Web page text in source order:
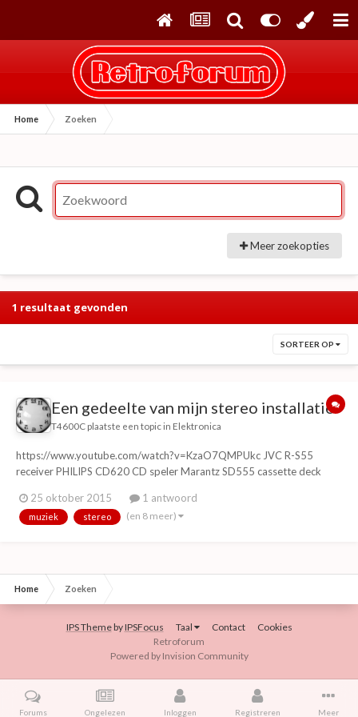
Home Zoeken
Meer zoekopties
1 resultaat gevonden
SORTEER OP
Een gedeelte van mijn stereo installatie.
T4600C plaatste een topic in Elektronica
https://www.youtube.com/watch?v=KzaO7QMPUkc JVC R-S55
receiver PHILIPS CD620 CD speler Marantz SD555 cassette deck
tangiale platenspeler JVC SK-51 boxen
25 oktober 2015 1 antwoord
muziek stereo (en 8 meer)
Home Zoeken
IPS ThemebyIPSFocus Taal Contact
Cookies
Retroforum
Powered by Invision Community
Forums Ongelezen Inloggen Registreren Meer